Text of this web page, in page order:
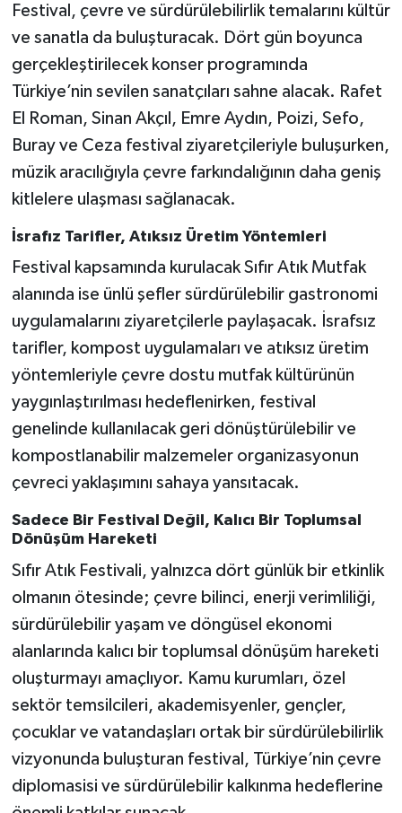
Festival, çevre ve sürdürülebilirlik temalarını kültür
ve sanatla da buluşturacak. Dört gün boyunca
gerçekleştirilecek konser programında
Türkiye’nin sevilen sanatçıları sahne alacak. Rafet
El Roman, Sinan Akçıl, Emre Aydın, Poizi, Sefo,
Buray ve Ceza festival ziyaretçileriyle buluşurken,
müzik aracılığıyla çevre farkındalığının daha geniş
kitlelere ulaşması sağlanacak.
İsrafız Tarifler, Atıksız Üretim Yöntemleri
Festival kapsamında kurulacak Sıfır Atık Mutfak
alanında ise ünlü şefler sürdürülebilir gastronomi
uygulamalarını ziyaretçilerle paylaşacak. İsrafsız
tarifler, kompost uygulamaları ve atıksız üretim
yöntemleriyle çevre dostu mutfak kültürünün
yaygınlaştırılması hedeflenirken, festival
genelinde kullanılacak geri dönüştürülebilir ve
kompostlanabilir malzemeler organizasyonun
çevreci yaklaşımını sahaya yansıtacak.
Sadece Bir Festival Değil, Kalıcı Bir Toplumsal
Dönüşüm Hareketi
Sıfır Atık Festivali, yalnızca dört günlük bir etkinlik
olmanın ötesinde; çevre bilinci, enerji verimliliği,
sürdürülebilir yaşam ve döngüsel ekonomi
alanlarında kalıcı bir toplumsal dönüşüm hareketi
oluşturmayı amaçlıyor. Kamu kurumları, özel
sektör temsilcileri, akademisyenler, gençler,
çocuklar ve vatandaşları ortak bir sürdürülebilirlik
vizyonunda buluşturan festival, Türkiye’nin çevre
diplomasisi ve sürdürülebilir kalkınma hedeflerine